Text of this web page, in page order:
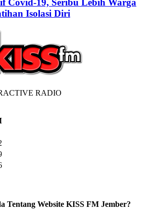
Covid-19, Seribu Lebih Warga
Isolasi Diri
RADIO
Tentang Website KISS FM Jember?